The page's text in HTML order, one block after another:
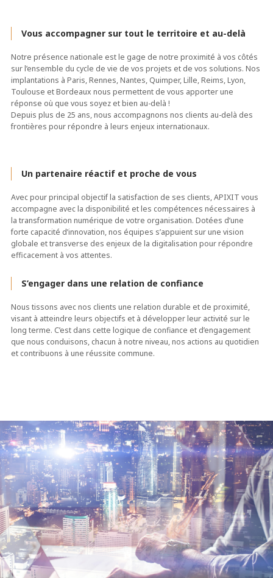
Vous accompagner sur tout le territoire et au-delà
Notre présence nationale est le gage de notre proximité à vos côtés
sur l’ensemble du cycle de vie de vos projets et de vos solutions. Nos
implantations à Paris, Rennes, Nantes, Quimper, Lille, Reims, Lyon,
Toulouse et Bordeaux nous permettent de vous apporter une
réponse où que vous soyez et bien au-delà !
Depuis plus de 25 ans, nous accompagnons nos clients au-delà des
frontières pour répondre à leurs enjeux internationaux.
Un partenaire réactif et proche de vous
Avec pour principal objectif la satisfaction de ses clients, APIXIT vous
accompagne avec la disponibilité et les compétences nécessaires à
la transformation numérique de votre organisation. Dotées d’une
forte capacité d’innovation, nos équipes s’appuient sur une vision
globale et transverse des enjeux de la digitalisation pour répondre
efficacement à vos attentes.
S’engager dans une relation de confiance
Nous tissons avec nos clients une relation durable et de proximité,
visant à atteindre leurs objectifs et à développer leur activité sur le
long terme. C’est dans cette logique de confiance et d’engagement
que nous conduisons, chacun à notre niveau, nos actions au quotidien
et contribuons à une réussite commune.